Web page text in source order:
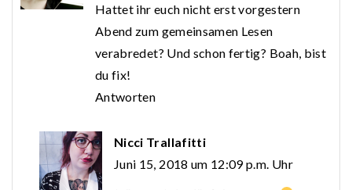
Hattet ihr euch nicht erst vorgestern
Abend zum gemeinsamen Lesen
verabredet? Und schon fertig? Boah, bist
du fix!
Antworten
Nicci Trallafitti
Juni 15, 2018 um 12:09 p.m. Uhr